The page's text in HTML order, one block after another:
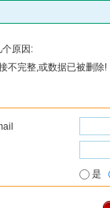
原因:
不完整,或数据已被删除!
是